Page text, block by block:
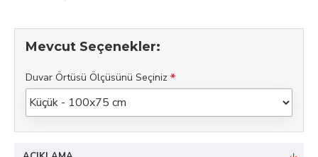
Mevcut Seçenekler:
Duvar Örtüsü Ölçüsünü Seçiniz